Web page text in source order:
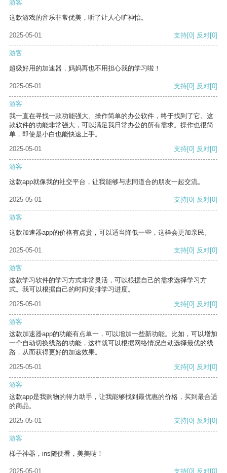
游客
这款游戏的音乐非常优美，听了让人心旷神怡。
2025-05-01 支持[0] 反对[0]
游客
超级好用的加速器，妈妈再也不用担心我的学习啦！
2025-05-01 支持[0] 反对[0]
游客
我一直在寻找一款功能强大、操作简单的办公软件，终于找到了它。这
款软件的功能非常强大，可以满足我日常办公的所有需求。操作也很简
单，即使是小白也能快速上手。
2025-05-01
支持[0] 反对[0]
游客
这款app就像我的社交平台，让我能够与志同道合的朋友一起交流。
2025-05-01 支持[0] 反对[0]
游客
这款加速器app的价格有点贵，可以适当降低一些，这样会更加亲民。
2025-05-01 支持[0] 反对[0]
游客
这款学习软件的学习方式非常灵活，可以根据自己的需求选择学习方
式。我可以根据自己的时间安排学习进度。
2025-05-01
支持[0] 反对[0]
游客
这款加速器app的功能有点单一，可以增加一些新功能。比如，可以增加
一个自动切换线路的功能，这样就可以根据网络情况自动选择最优的线
路，从而获得更好的加速效果。
2025-05-01
支持[0] 反对[0]
游客
这款app是我购物的得力助手，让我能够找到最优惠的价格，买到最合适
的商品。
2025-05-01
支持[0] 反对[0]
游客
梯子神器，ins随便看，美美哒！
2025-05-01 支持[0] 反对[0]